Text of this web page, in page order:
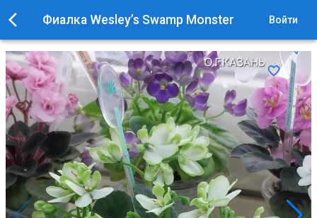
Фиалка Wesley’s Swamp Monster Войти